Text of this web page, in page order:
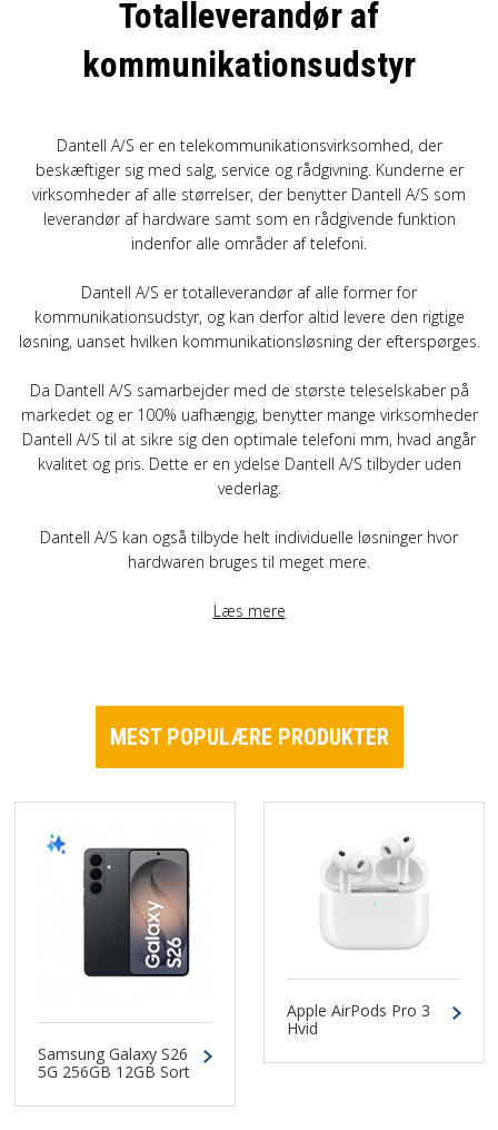
FORRETNINGSBETINGELSER
LOG IND
APPLE FOR BUSINESS
Totalleverandør af
kommunikationsudstyr
Dantell A/S er en telekommunikationsvirksomhed, der
beskæftiger sig med salg, service og rådgivning. Kunderne er
virksomheder af alle størrelser, der benytter Dantell A/S som
leverandør af hardware samt som en rådgivende funktion
indenfor alle områder af telefoni.
Dantell A/S er totalleverandør af alle former for
kommunikationsudstyr, og kan derfor altid levere den rigtige
løsning, uanset hvilken kommunikationsløsning der efterspørges.
Da Dantell A/S samarbejder med de største teleselskaber på
markedet og er 100% uafhængig, benytter mange virksomheder
Dantell A/S til at sikre sig den optimale telefoni mm, hvad angår
kvalitet og pris. Dette er en ydelse Dantell A/S tilbyder uden
vederlag.
Dantell A/S kan også tilbyde helt individuelle løsninger hvor
hardwaren bruges til meget mere.
Læs mere
MEST POPULÆRE PRODUKTER
Samsung Galaxy S26
5G 256GB 12GB Sort
Apple AirPods Pro 3
Hvid